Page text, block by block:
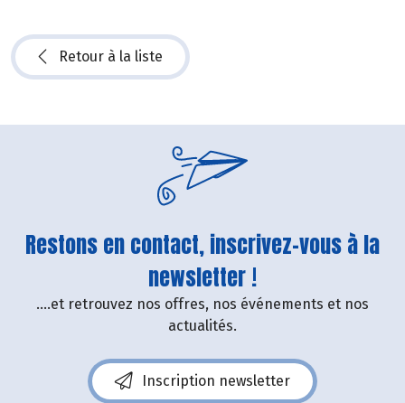
Retour à la liste
Restons en contact, inscrivez-vous à la
newsletter !
....et retrouvez nos offres, nos événements et nos
actualités.
Inscription newsletter